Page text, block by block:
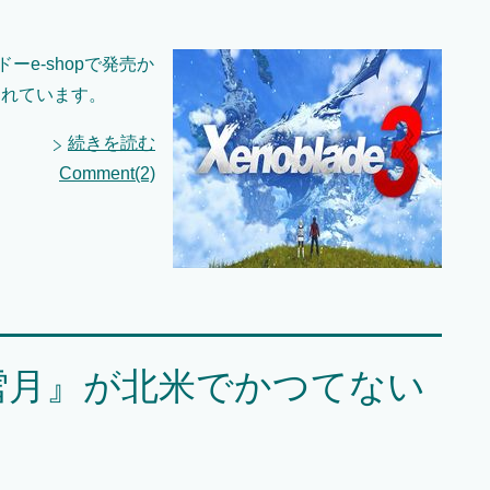
ーe-shopで発売か
ています。
続きを読む
Comment(2)
』が北米でかつてない